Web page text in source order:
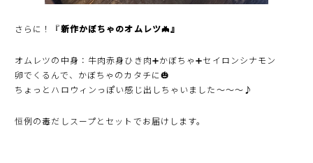
さらに！『新作かぼちゃのオムレツ🦇』
オムレツの中身：牛肉赤身ひき肉➕かぼちゃ➕セイロンシナモン
卵でくるんで、かぼちゃのカタチに🎃
ちょっとハロウィンっぽい感じ出しちゃいました〜〜〜♪
恒例の毒だしスープとセットでお届けします。